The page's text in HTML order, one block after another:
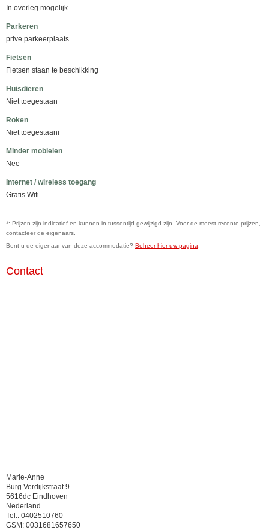
In overleg mogelijk
Parkeren
prive parkeerplaats
Fietsen
Fietsen staan te beschikking
Huisdieren
Niet toegestaan
Roken
Niet toegestaani
Minder mobielen
Nee
Internet / wireless toegang
Gratis Wifi
*: Prijzen zijn indicatief en kunnen in tussentijd gewijzigd zijn. Voor de meest recente prijzen,
contacteer de eigenaars.
Bent u de eigenaar van deze accommodatie? Beheer hier uw pagina
Contact
Marie-Anne
Burg Verdijkstraat 9
5616dc Eindhoven
Nederland
Tel.: 0402510760
GSM: 0031681657650